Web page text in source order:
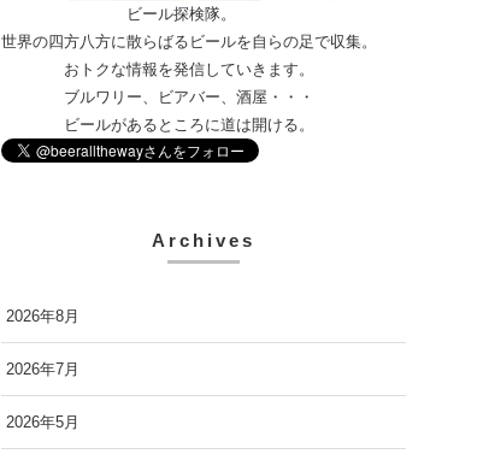
ビール探検隊。
世界の四方八方に散らばるビールを自らの足で収集。
おトクな情報を発信していきます。
ブルワリー、ビアバー、酒屋・
・・
ビールがあるところに道は開ける。
Archives
2026年8月
2026年7月
2026年5月